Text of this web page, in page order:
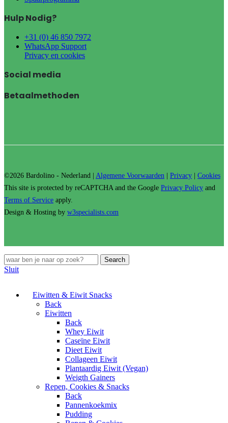
Hulp Nodig?
+31 (0) 46 850 7972
WhatsApp Support
Privacy en cookies
Social media
Betaalmethoden
©2026 Bardolino - Nederland | Algemene Voorwaarden Privacy
Cookies
This site is protected by reCAPTCHA and the Google Privacy Policy and
Terms of Service apply.
Design & Hosting by w3specialists.com
Search
Sluit
Eiwitten & Eiwit Snacks
Back
Eiwitten
Back
Whey Eiwit
Caseïne Eiwit
Dieet Eiwit
Collageen Eiwit
Plantaardig Eiwit (Vegan)
Weigth Gainers
Repen, Cookies & Snacks
Back
Pannenkoekmix
Pudding